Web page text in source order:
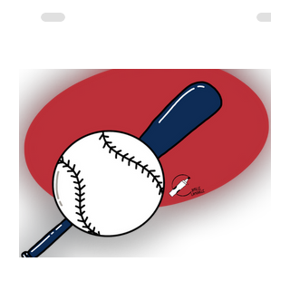
et influencent notre vie. Oser dire « je
« je réponds ». La responsabilité
devient ainsi une véritable puissance
d’agir, dans nos vies comme en
entreprise.